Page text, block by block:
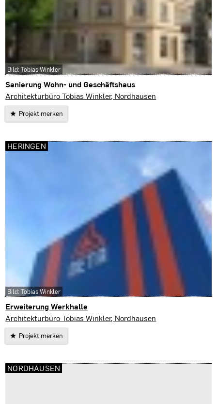
Sanierung Wohn- und Geschäftshaus
Nordhausen
Architekturbüro Tobias Winkler, Nordhausen
Projekt merken
Bild: Tobias Winkler
Erweiterung Werkhalle
Heringen
Architekturbüro Tobias Winkler, Nordhausen
Projekt merken
HERINGEN
Bild: Tobias Winkler
NORDHAUSEN